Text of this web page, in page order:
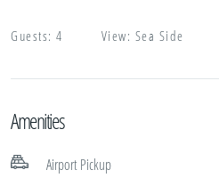
Guests: 4 View: Sea Side
Amenities
Airport Pickup